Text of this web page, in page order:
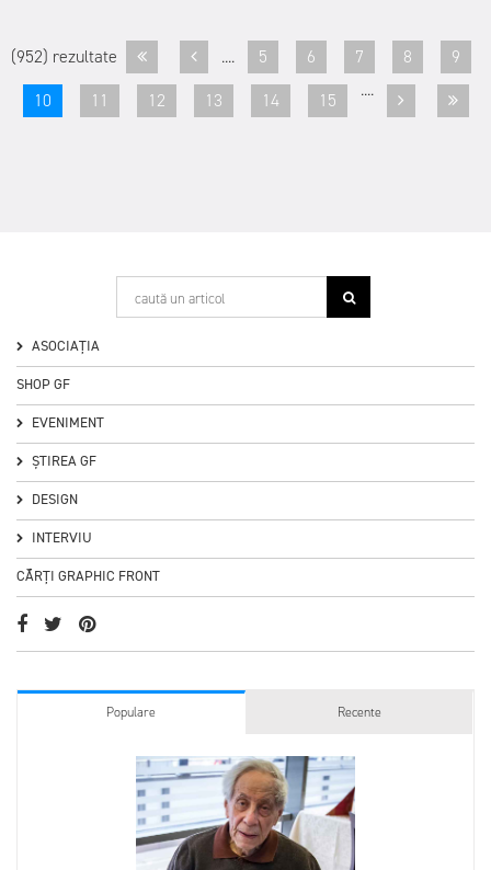
(952) rezultate .... 5 6 7 8
9
10
11 12 13 14 15 ....
ASOCIAȚIA
SHOP GF
EVENIMENT
ȘTIREA GF
DESIGN
INTERVIU
CĂRȚI GRAPHIC FRONT
Populare Recente